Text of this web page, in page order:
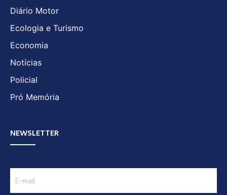
Diário Motor
Ecologia e Turismo
Economia
Notícias
Policial
Pró Memória
NEWSLETTER